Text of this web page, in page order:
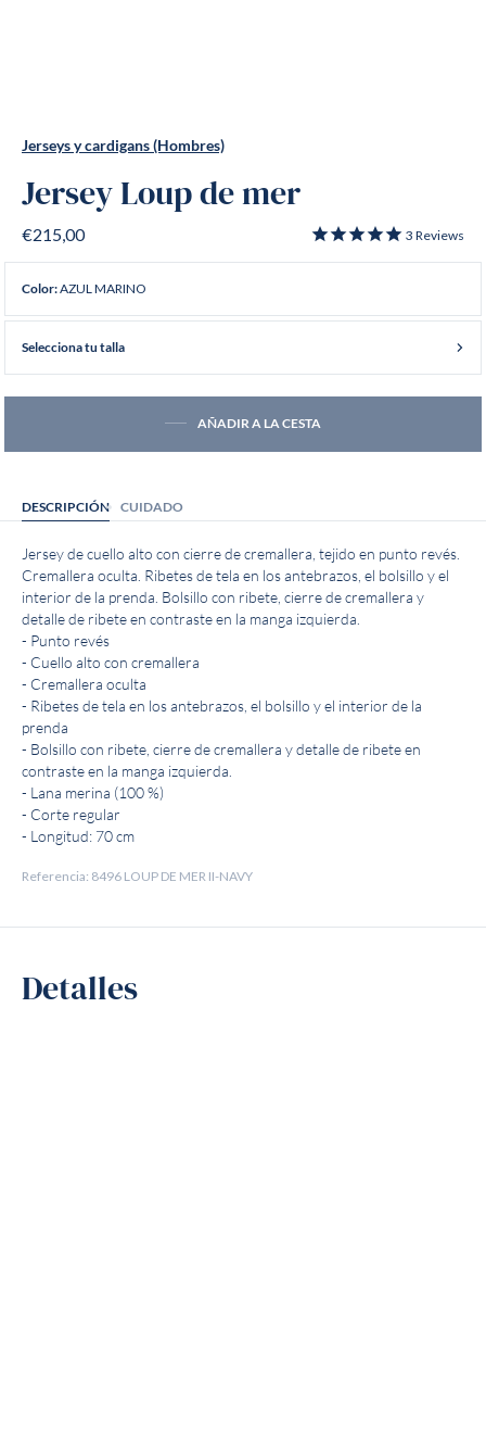
Jerseys y cardigans (Hombres)
Jersey Loup de mer
€215,00 3 Reviews
Color:AZUL MARINO
Selecciona tu talla
AÑADIR A LA CESTA
DESCRIPCIÓN CUIDADO
Jersey de cuello alto con cierre de cremallera, tejido en punto revés.
Cremallera oculta. Ribetes de tela en los antebrazos, el bolsillo y el
interior de la prenda. Bolsillo con ribete, cierre de cremallera y
detalle de ribete en contraste en la manga izquierda.
- Punto revés
- Cuello alto con cremallera
- Cremallera oculta
- Ribetes de tela en los antebrazos, el bolsillo y el interior de la
prenda
- Bolsillo con ribete, cierre de cremallera y detalle de ribete en
contraste en la manga izquierda.
- Lana merina (100 %)
- Corte regular
- Longitud: 70 cm
Referencia: 8496 LOUP DE MER II-NAVY
Detalles